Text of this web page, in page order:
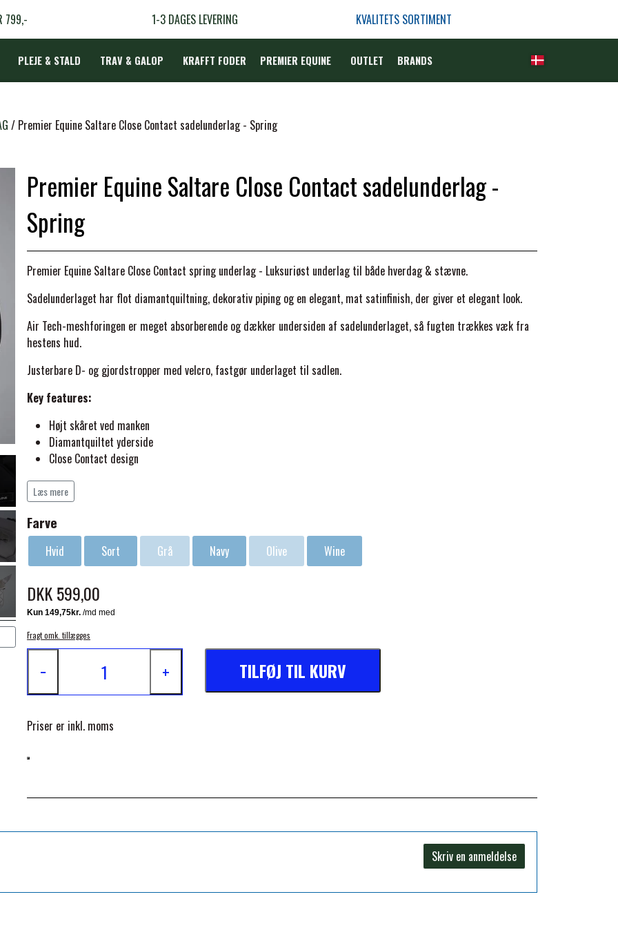
799,- 1-3 DAGES LEVERING KVALITETS SORTIMENT
PLEJE & STALD TRAV & GALOP KRAFFT FODER PREMIER EQUINE OUTLET BRANDS
Premier Equine Saltare Close Contact sadelunderlag - Spring
Premier Equine Saltare Close Contact sadelunderlag -
Spring
Premier Equine Saltare Close Contact spring underlag - Luksuriøst underlag til både hverdag & stævne.
Sadelunderlaget har flot diamantquiltning, dekorativ piping ogen elegant, mat satinfinish, der giver et elegant look.
Air Tech-meshforingen er meget absorberende ogdækker undersiden af sadelunderlaget, så fugten trækkes væk fra
hestens hud.
Justerbare D- og gjordstropper med velcro, fastgør underlaget til sadlen.
Key features:
Højt skåret ved manken
Diamantquiltet yderside
Close Contact design
Svedabsorberende
Air Tech meshfoer
Fiberfyld
Luksuriøs, elegant mat satinfinish
Læs mere
Farve
Hvid Sort Grå Navy Olive Wine
DKK 599,00
Fragt omk. tillægges
− + TILFØJ TIL KURV
Priser er inkl. moms
Skriv en anmeldelse